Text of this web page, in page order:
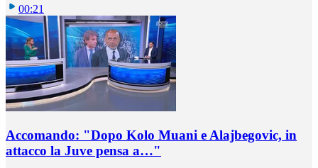
00:21
Accomando: "Dopo Kolo Muani e Alajbegovic, in
attacco la Juve pensa a…"